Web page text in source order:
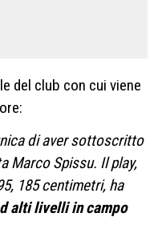
del club con cui viene
di aver sottoscritto
Marco Spissu. Il play,
185 centimetri, ha
alti livelli in campo